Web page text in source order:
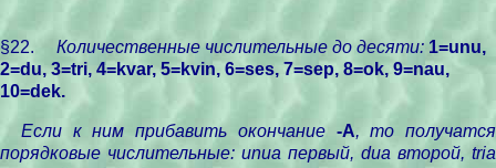
§22. Количественные числительные до десяти: 1=unu,
2=du, 3=tri, 4=kvar, 5=kvin, 6=ses, 7=sep, 8=ok, 9=nau,
10=dek.
Если к ним прибавить окончание -A, то получатся
порядковые числительные: unua первый, dua второй, tria